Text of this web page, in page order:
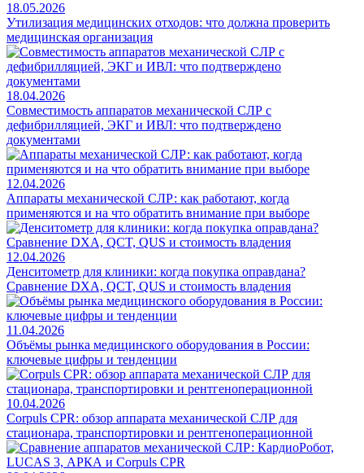
18.05.2026
Утилизация медицинских отходов: что должна проверить
медицинская организация
18.04.2026
Совместимость аппаратов механической СЛР с
дефибрилляцией, ЭКГ и ИВЛ: что подтверждено
документами
12.04.2026
Аппараты механической СЛР: как работают, когда
применяются и на что обратить внимание при выборе
12.04.2026
Денситометр для клиники: когда покупка оправдана?
Сравнение DXA, QCT, QUS и стоимость владения
11.04.2026
Объёмы рынка медицинского оборудования в России:
ключевые цифры и тенденции
10.04.2026
Corpuls CPR: обзор аппарата механической СЛР для
стационара, транспортировки и рентгеноперационной